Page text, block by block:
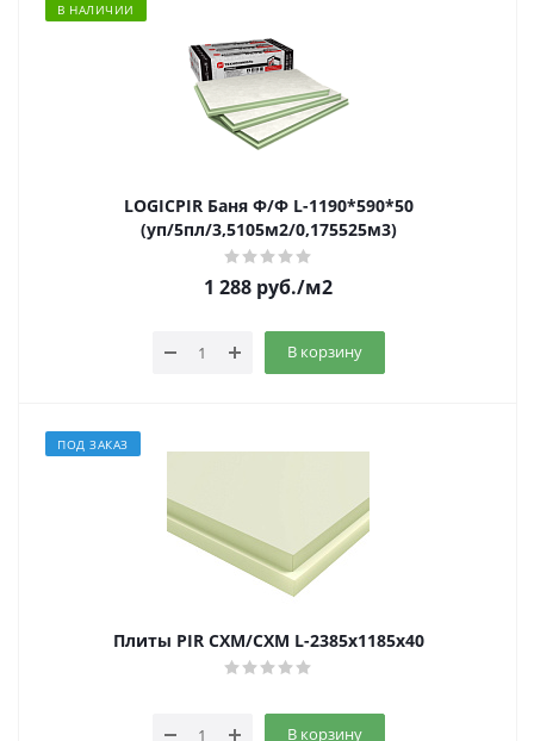
В НАЛИЧИИ
LOGICPIR Баня Ф/Ф L-1190*590*50
(уп/5пл/3,5105м2/0,175525м3)
1 288 руб./м2
В корзину
ПОД ЗАКАЗ
Плиты PIR СХМ/СХМ L-2385х1185х40
В корзину